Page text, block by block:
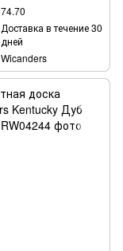
74.70
Доставка в течение 30
дней
Wicanders